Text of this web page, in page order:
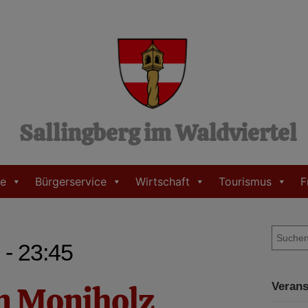
Sallingberg im Waldviertel
Bürgerservice Wirtschaft Tourismus
23:45
e